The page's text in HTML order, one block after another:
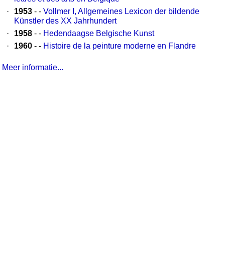
·
1953 - - Vollmer I, Allgemeines Lexicon der bildende
Künstler des XX Jahrhundert
·
1958 - - Hedendaagse Belgische Kunst
·
1960 - - Histoire de la peinture moderne en Flandre
Meer informatie...